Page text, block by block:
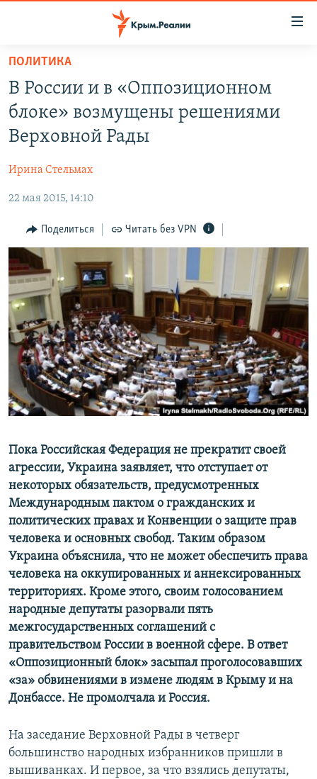
Вернуться
основному
содержанию
Вернутся
главной
навигации
Вернутся
поиску
СПЕЦПРОЕКТЫ
ВОДА
ЕЩЕ
ИНТЕРАКТИВ
ИНФОГРАФИКА
ТЕЛЕПРОЕКТ КРЫМ.РЕАЛИИ
СОВЕТЫ ПРАВОЗАЩИТНИКОВ
ПРОПАВШИЕ БЕЗ ВЕСТИ
ПОБЕДИТЕЛЕЙ НЕ СУДЯТ?
КРЫМ.НЕПОКОРЕННЫЙ
ELIFBE
УКРАИНСКАЯ ПРОБЛЕМА КРЫМА
РАДІО СВОБОДА
КАК ОБОЙТИ БЛОКИРОВКУ
Українською
Qırımtatar
ПРИСОЕДИНЯЙТЕСЬ!
ПОЛИТИКА
В России и в «Оппозиционном
блоке» возмущены решениями
Верховной Рады
Ирина Стельмах
22 мая 2015, 14:10
Поделиться Читать без VPN
Пока Российская Федерация не прекратит своей
агрессии, Украина заявляет, что отступает от
некоторых обязательств, предусмотренных
Международным пактом о гражданских и
политических правах и Конвенции о защите прав
человека и основных свобод. Таким образом
Украина объяснила, что не может обеспечить права
человека на оккупированных и аннексированных
территориях. Кроме этого, своим голосованием
народные депутаты разорвали пять
межгосударственных соглашений с
правительством России в военной сфере. В ответ
«Оппозиционный блок» засыпал проголосовавших
«за» обвинениями в измене людям в Крыму и на
Донбассе. Не промолчала и Россия.
На заседание Верховной Рады в четверг
большинство народных избранников пришли в
вышиванках. И первое, за что взялись депутаты,